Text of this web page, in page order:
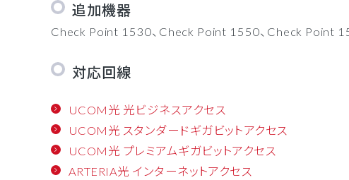
追加機器
Check Point 1530、Check Point 1550、Check Point
対応回線
UCOM光 光ビジネスアクセス
UCOM光 スタンダードギガビットアクセス
UCOM光 プレミアムギガビットアクセス
ARTERIA光 インターネットアクセス